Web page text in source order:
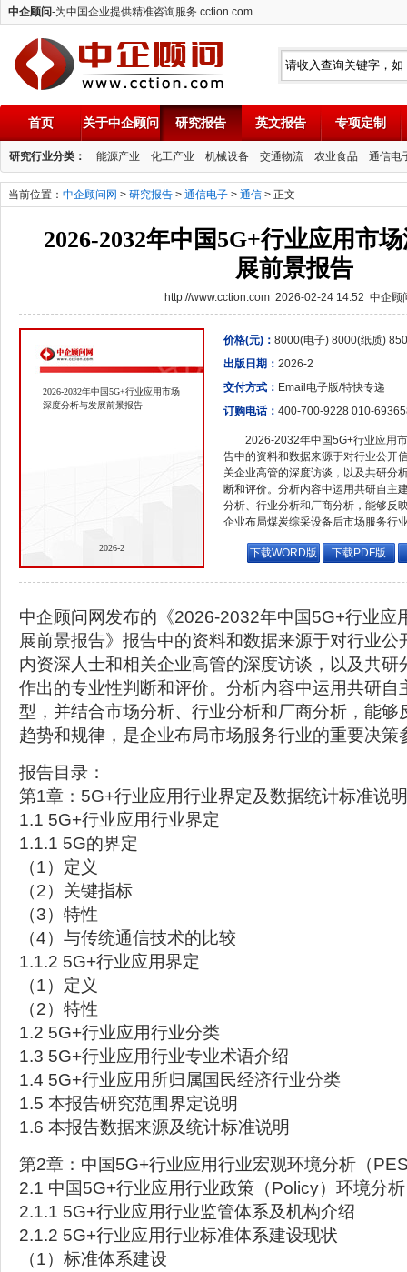
中企顾问-为中国企业提供精准咨询服务 cction.com
中企顾问
首页 关于中企顾问 研究报告 英文报告 专项定制
研究行业分类： 能源产业 化工产业 机械设备 交通物流 农业食品 通信电
当前位置： 中企顾问网 > 研究报告 > 通信电子 > 通信 > 正文
2026-2032年中国5G+行业应用市
展前景报告
http://www.cction.com 2026-02-24 14:52 中企顾
2026-2032年中国5G+行业应用市场
深度分析与发展前景报告
2026-2
价格(元)： 8000(电子) 8000(纸质)
出版日期： 2026-2
交付方式： Email电子版/特快专递
订购电话： 400-700-9228 010-
2026-2032年中国5G+行业应用
告中的资料和数据来源于对行业公开
关企业高管的深度访谈，以及共研分
断和评价。分析内容中运用共研自主
分析、行业分析和厂商分析，能够反
企业布局煤炭综采设备后市场服务行
下载WORD版 下载PDF版
中企顾问网发布的《2026-2032年中国5G+行业应
展前景报告》报告中的资料和数据来源于对行业公
内资深人士和相关企业高管的深度访谈，以及共研
作出的专业性判断和评价。分析内容中运用共研自
型，并结合市场分析、行业分析和厂商分析，能够
趋势和规律，是企业布局市场服务行业的重要决策
报告目录：
第1章：5G+行业应用行业界定及数据统计标准说明
1.1 5G+行业应用行业界定
1.1.1 5G的界定
（1）定义
（2）关键指标
（3）特性
（4）与传统通信技术的比较
1.1.2 5G+行业应用界定
（1）定义
（2）特性
1.2 5G+行业应用行业分类
1.3 5G+行业应用行业专业术语介绍
1.4 5G+行业应用所归属国民经济行业分类
1.5 本报告研究范围界定说明
1.6 本报告数据来源及统计标准说明
第2章：中国5G+行业应用行业宏观环境分析（
2.1 中国5G+行业应用行业政策（Policy）环境分析
2.1.1 5G+行业应用行业监管体系及机构介绍
2.1.2 5G+行业应用行业标准体系建设现状
（1）标准体系建设